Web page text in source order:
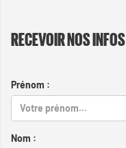
RECEVOIR NOS INFOS
Prénom :
Nom :